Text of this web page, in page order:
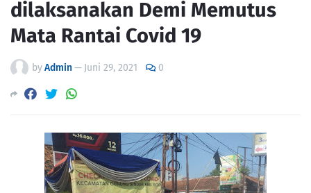
dilaksanakan Demi Memutus
Mata Rantai Covid 19
byAdmin— Juni 29, 2021 0